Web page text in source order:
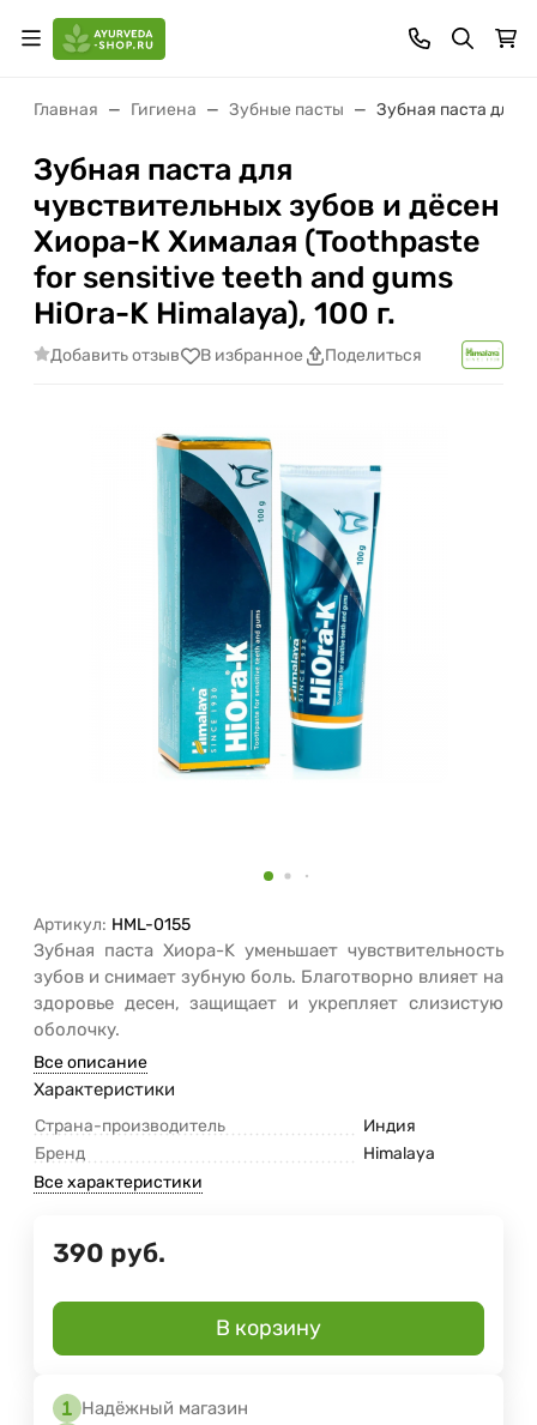
Главная Гигиена Зубные пасты Зубная паста для
Зубная паста для
чувствительных зубов и дёсен
Хиора-К Хималая (Toothpaste
for sensitive teeth and gums
HiOra-K Himalaya), 100 г.
Добавить отзыв В избранное Поделиться
Артикул: HML-0155
Зубная паста Хиора-K уменьшает чувствительность
зубов и снимает зубную боль. Благотворно влияет на
здоровье десен, защищает и укрепляет слизистую
оболочку.
Все описание
Характеристики
Страна-производитель
Индия
Бренд
Himalaya
Все характеристики
390 руб.
В корзину
Надёжный магазин